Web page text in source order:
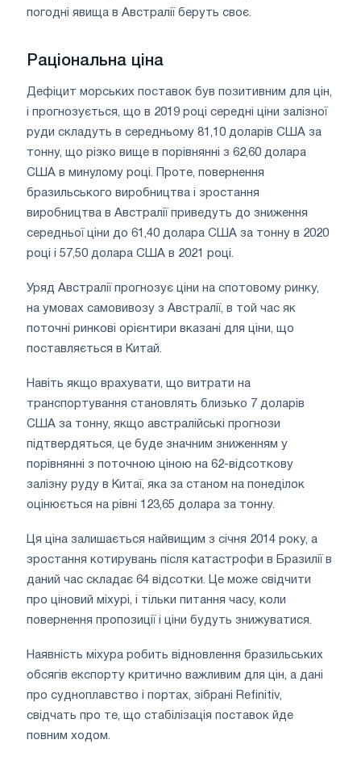
погодні явища в Австралії беруть своє.
Раціональна ціна
Дефіцит морських поставок був позитивним для цін,
і прогнозується, що в 2019 році середні ціни залізної
руди складуть в середньому 81,10 доларів США за
тонну, що різко вище в порівнянні з 62,60 долара
США в минулому році. Проте, повернення
бразильського виробництва і зростання
виробництва в Австралії приведуть до зниження
середньої ціни до 61,40 долара США за тонну в 2020
році і 57,50 долара США в 2021 році.
Уряд Австралії прогнозує ціни на спотовому ринку,
на умовах самовивозу з Австралії, в той час як
поточні ринкові орієнтири вказані для ціни, що
поставляється в Китай.
Навіть якщо врахувати, що витрати на
транспортування становлять близько 7 доларів
США за тонну, якщо австралійські прогнози
підтвердяться, це буде значним зниженням у
порівнянні з поточною ціною на 62-відсоткову
залізну руду в Китаї, яка за станом на понеділок
оцінюється на рівні 123,65 долара за тонну.
Ця ціна залишається найвищим з січня 2014 року, а
зростання котирувань після катастрофи в Бразилії в
даний час складає 64 відсотки. Це може свідчити
про ціновий міхурі, і тільки питання часу, коли
повернення пропозиції і ціни будуть знижуватися.
Наявність міхура робить відновлення бразильських
обсягів експорту критично важливим для цін, а дані
про судноплавство і портах, зібрані Refinitiv,
свідчать про те, що стабілізація поставок йде
повним ходом.